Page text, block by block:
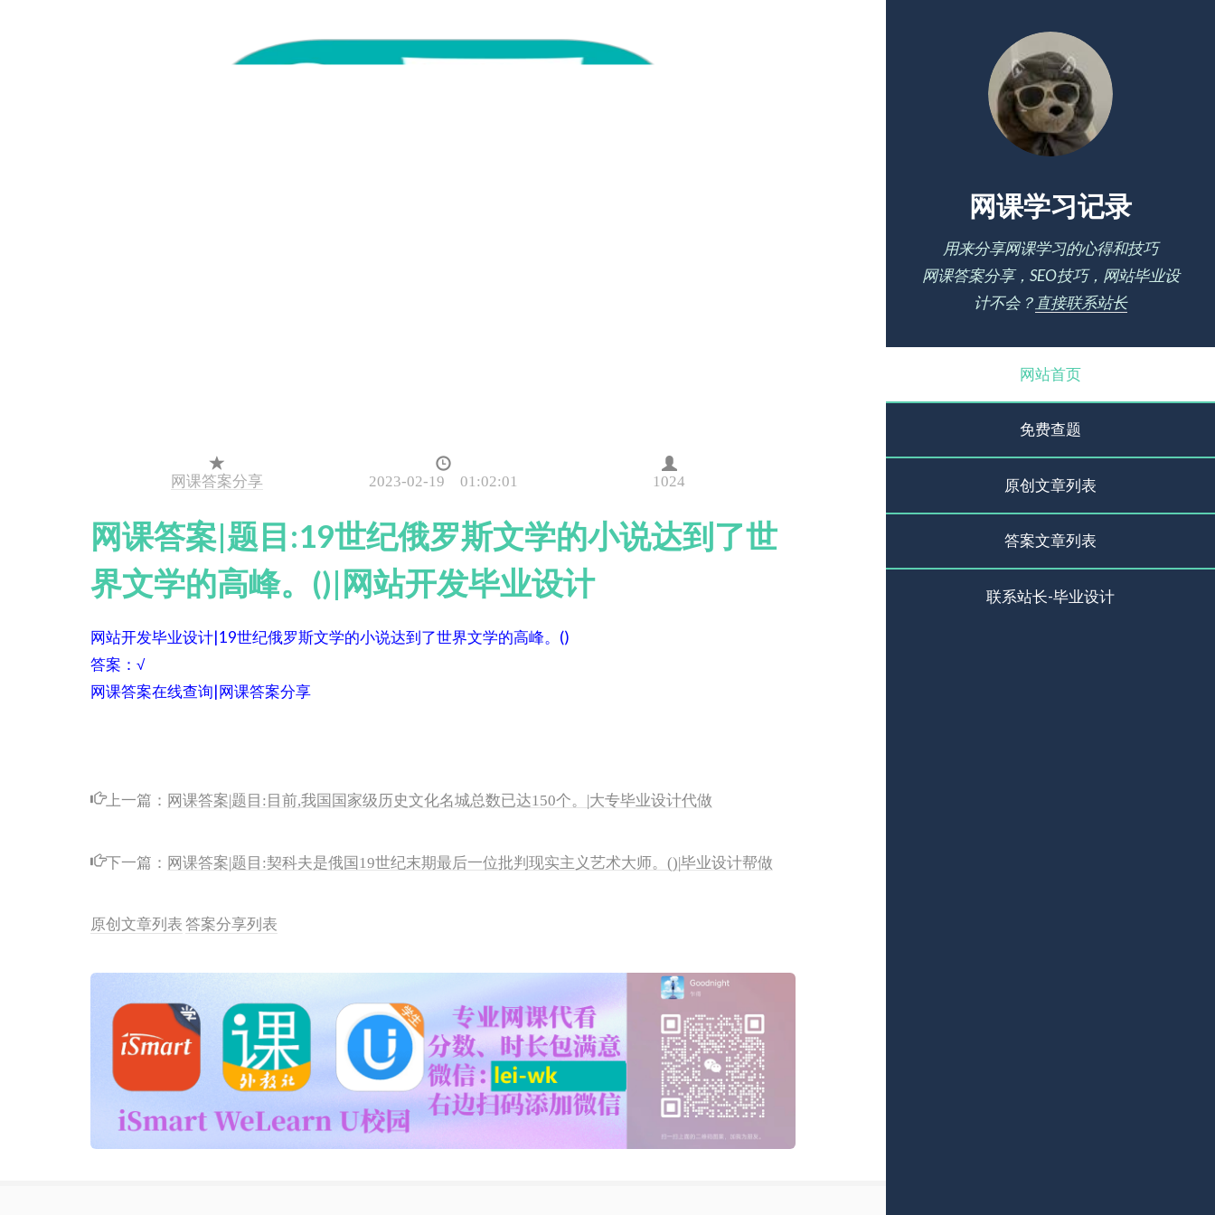
网课学习记录
用来分享网课学习的心得和技巧
网课答案分享，SEO技巧，网站毕业设
计不会？ 直接联系站长
网站首页
免费查题
原创文章列表
答案文章列表
联系站长-毕业设计
网课答案分享 2023-02-19 01:02:01 1024
网课答案|题目:19世纪俄罗斯文学的小说达到了世
界文学的高峰。()|网站开发毕业设计
网站开发毕业设计|19世纪俄罗斯文学的小说达到了世界文学的高峰。()
答案：√
网课答案在线查询|网课答案分享
上一篇： 网课答案|题目:目前,我国国家级历史文化名城总数已达150个。|大专毕业设计代做
下一篇： 网课答案|题目:契科夫是俄国19世纪末期最后一位批判现实主义艺术大师。()|毕业设计帮做
原创文章列表答案分享列表